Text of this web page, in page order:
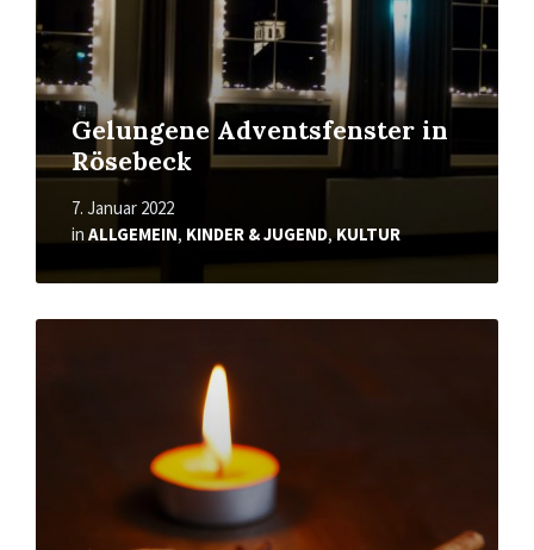
Gelungene Adventsfenster in
Rösebeck
7. Januar 2022
in ALLGEMEIN, KINDER & JUGEND, KULTUR
Mehr